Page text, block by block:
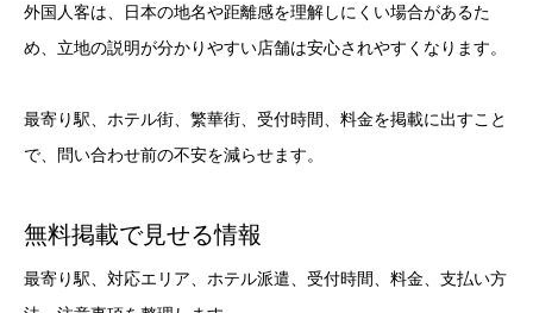
外国人客は、日本の地名や距離感を理解しにくい場合があるた
め、立地の説明が分かりやすい店舗は安心されやすくなります。
最寄り駅、ホテル街、繁華街、受付時間、料金を掲載に出すこと
で、問い合わせ前の不安を減らせます。
無料掲載で見せる情報
最寄り駅、対応エリア、ホテル派遣、受付時間、料金、支払い方